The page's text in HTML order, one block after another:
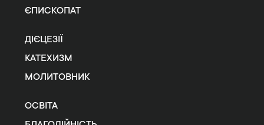
ЄПИСКОПАТ
ДІЄЦЕЗІЇ
КАТЕХИЗМ
МОЛИТОВНИК
ОСВІТА